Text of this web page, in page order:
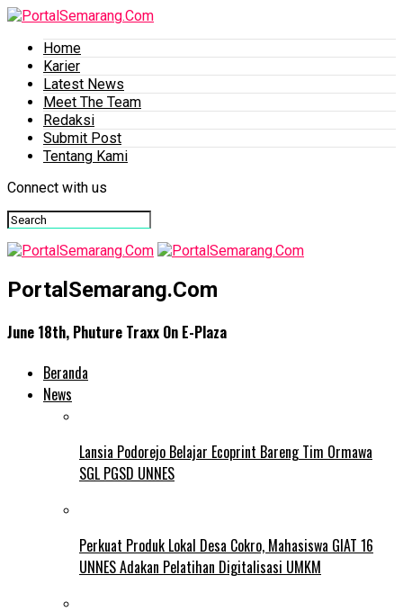
Home
Karier
Latest News
Meet The Team
Redaksi
Submit Post
Tentang Kami
Connect with us
PortalSemarang.Com
June 18th, Phuture Traxx On E-Plaza
Beranda
News
Lansia Podorejo Belajar Ecoprint Bareng Tim Ormawa
SGL PGSD UNNES
Perkuat Produk Lokal Desa Cokro, Mahasiswa GIAT 16
UNNES Adakan Pelatihan Digitalisasi UMKM